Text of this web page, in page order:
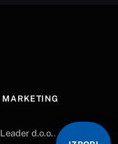
MARKETING
Leader d.o.o. .